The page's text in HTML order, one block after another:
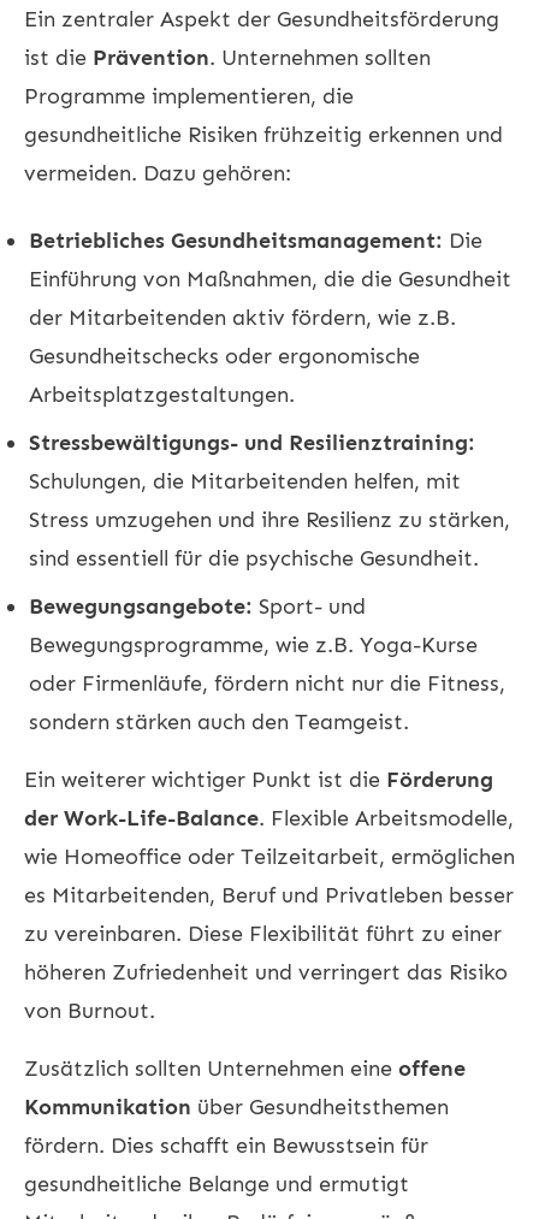
Ein zentraler Aspekt der Gesundheitsförderung
ist die Prävention. Unternehmen sollten
Programme implementieren, die
gesundheitliche Risiken frühzeitig erkennen und
vermeiden. Dazu gehören:
Betriebliches Gesundheitsmanagement: Die
Einführung von Maßnahmen, die die Gesundheit
der Mitarbeitenden aktiv fördern, wie z.B.
Gesundheitschecks oder ergonomische
Arbeitsplatzgestaltungen.
Stressbewältigungs- und Resilienztraining:
Schulungen, die Mitarbeitenden helfen, mit
Stress umzugehen und ihre Resilienz zu stärken,
sind essentiell für die psychische Gesundheit.
Bewegungsangebote: Sport- und
Bewegungsprogramme, wie z.B. Yoga-Kurse
oder Firmenläufe, fördern nicht nur die Fitness,
sondern stärken auch den Teamgeist.
Ein weiterer wichtiger Punkt ist die Förderung
der Work-Life-Balance. Flexible Arbeitsmodelle,
wie Homeoffice oder Teilzeitarbeit, ermöglichen
es Mitarbeitenden, Beruf und Privatleben besser
zu vereinbaren. Diese Flexibilität führt zu einer
höheren Zufriedenheit und verringert das Risiko
von Burnout.
Zusätzlich sollten Unternehmen eine offene
Kommunikation über Gesundheitsthemen
fördern. Dies schafft ein Bewusstsein für
gesundheitliche Belange und ermutigt